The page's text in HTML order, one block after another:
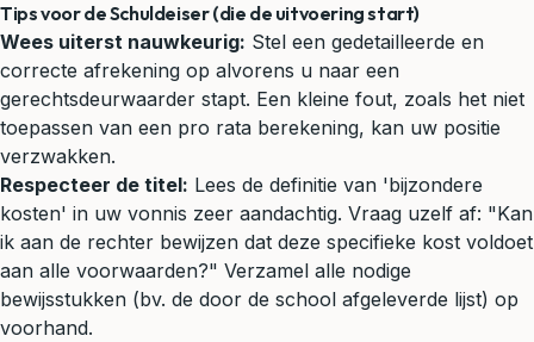
Tips voor de Schuldeiser (die de uitvoering start)
Wees uiterst nauwkeurig: Stel een gedetailleerde en
correcte afrekening op alvorens u naar een
gerechtsdeurwaarder stapt. Een kleine fout, zoals het niet
toepassen van een pro rata berekening, kan uw positie
verzwakken.
Respecteer de titel: Lees de definitie van 'bijzondere
kosten' in uw vonnis zeer aandachtig. Vraag uzelf af: "Kan
ik aan de rechter bewijzen dat deze specifieke kost voldoet
aan alle voorwaarden?" Verzamel alle nodige
bewijsstukken (bv. de door de school afgeleverde lijst) op
voorhand.